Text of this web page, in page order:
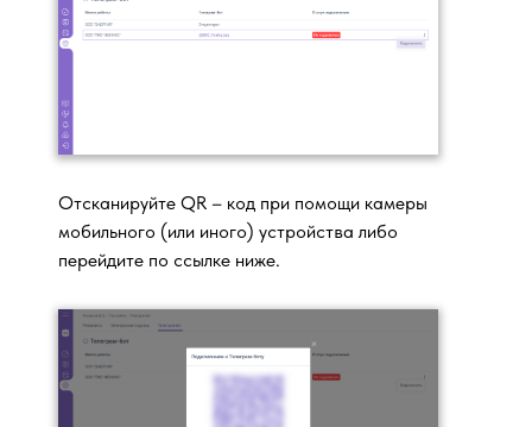
Отсканируйте QR – код при помощи камеры
мобильного (или иного) устройства либо
перейдите по ссылке ниже.